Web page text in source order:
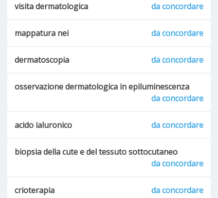
visita dermatologica da concordare
mappatura nei da concordare
dermatoscopia da concordare
osservazione dermatologica in epiluminescenza
da concordare
acido ialuronico da concordare
biopsia della cute e del tessuto sottocutaneo
da concordare
crioterapia da concordare